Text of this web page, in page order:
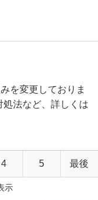
を変更しておりま
法など、詳しくは
4 5 最後
示